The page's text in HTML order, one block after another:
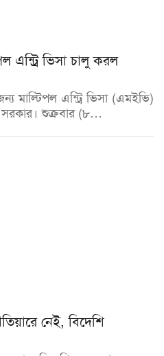
এন্ট্রি ভিসা চালু করল
মাল্টিপল এন্ট্রি ভিসা (এমইভি)
সরকার। শুক্রবার (৮…
নেই, বিদেশি